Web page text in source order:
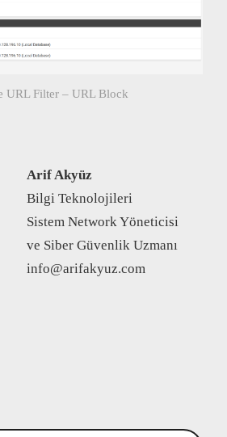
URL Filter – URL Block
Arif Akyüz
Bilgi Teknolojileri
Sistem Network Yöneticisi
ve Siber Güvenlik Uzmanı
info@arifakyuz.com